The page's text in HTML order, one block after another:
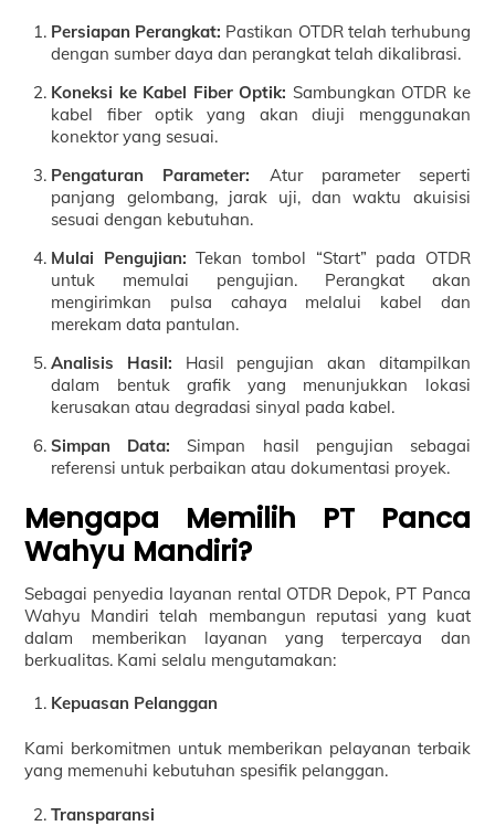
Persiapan Perangkat: Pastikan OTDR telah terhubung
dengan sumber daya dan perangkat telah dikalibrasi.
Koneksi ke Kabel Fiber Optik: Sambungkan OTDR ke
kabel fiber optik yang akan diuji menggunakan
konektor yang sesuai.
Pengaturan Parameter: Atur parameter seperti
panjang gelombang, jarak uji, dan waktu akuisisi
sesuai dengan kebutuhan.
Mulai Pengujian: Tekan tombol “Start” pada OTDR
untuk memulai pengujian. Perangkat akan
mengirimkan pulsa cahaya melalui kabel dan
merekam data pantulan.
Analisis Hasil: Hasil pengujian akan ditampilkan
dalam bentuk grafik yang menunjukkan lokasi
kerusakan atau degradasi sinyal pada kabel.
Simpan Data: Simpan hasil pengujian sebagai
referensi untuk perbaikan atau dokumentasi proyek.
Mengapa Memilih PT Panca
Wahyu Mandiri?
Sebagai penyedia layanan rental OTDR Depok, PT Panca
Wahyu Mandiri telah membangun reputasi yang kuat
dalam memberikan layanan yang terpercaya dan
berkualitas. Kami selalu mengutamakan:
Kepuasan Pelanggan
Kami berkomitmen untuk memberikan pelayanan terbaik
yang memenuhi kebutuhan spesifik pelanggan.
Transparansi